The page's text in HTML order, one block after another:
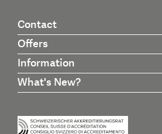
Contact
Offers
Information
What's New?